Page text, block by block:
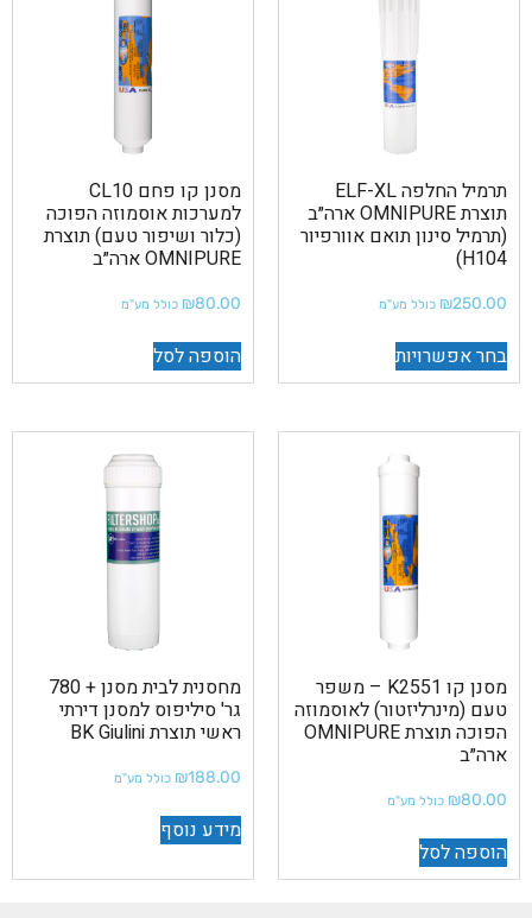
תרמיל החלפה ELF-XL
תוצרת OMNIPURE ארה״ב
(תרמיל סינון תואם אוורפיור
H104)
₪250.00 כולל מע"מ
בחר אפשרויות
מסנן קו פחם CL10
למערכות אוסמוזה הפוכה
(כלור ושיפור טעם) תוצרת
OMNIPURE ארה״ב
₪80.00 כולל מע"מ
הוספה לסל
מסנן קו K2551 – משפר
טעם (מינרליזטור) לאוסמוזה
הפוכה תוצרת OMNIPURE
ארה״ב
₪80.00 כולל מע"מ
הוספה לסל
מחסנית לבית מסנן + 780
גר' סיליפוס למסנן דירתי
ראשי תוצרת BK Giulini
₪188.00 כולל מע"מ
מידע נוסף